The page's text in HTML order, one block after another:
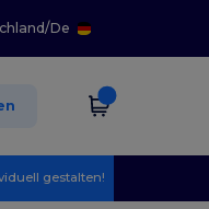
/De
gestalten!